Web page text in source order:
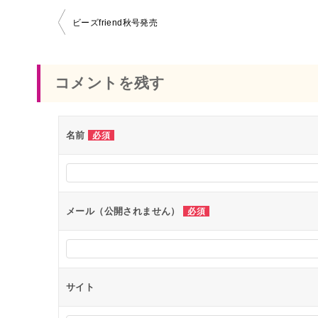
ナ
ゲ
ー
シ
ョ
ビーズfriend秋号発売
コメントを残す
名前 必須
メール（公開されません） 必須
サイト